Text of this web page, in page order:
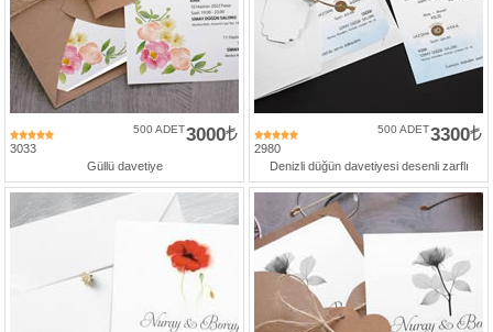
3033
3000
500 ADET
Güllü davetiye
2980
3300
500 ADET
Denizli düğün davetiyesi desenli zarflı